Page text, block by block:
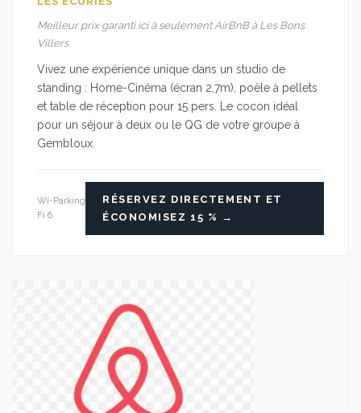
Meilleur prix garanti ici à seulement AirBnB à Les Bons
Villers
Vivez une expérience unique dans un studio de
standing : Home-Cinéma (écran 2,7m), poêle à pellets
et table de réception pour 15 pers. Le cocon idéal
pour un séjour à deux ou le QG de votre groupe à
Gembloux.
Wi-
Fi 6
Parking
RÉSERVEZ DIRECTEMENT ET
ÉCONOMISEZ 15 % →